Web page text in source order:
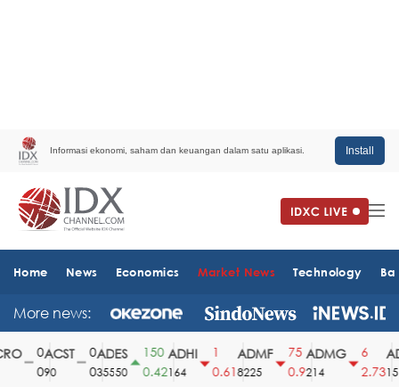
Informasi ekonomi, saham dan keuangan dalam satu aplikasi. Install
Home News Economics Market News Technology
More news:
ACST
90
ADES
35550
150
0.42
ADHI
164
0.61
ADMF
8225
75
0.9
ADMG
214
2.73